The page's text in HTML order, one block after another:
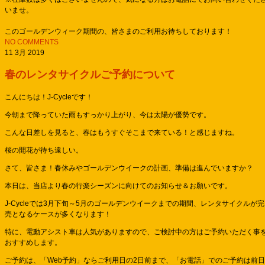
いませ。
このゴールデンウィーク期間の、皆さまのご利用お待ちしております！
NO COMMENTS
11 3月 2019
春のレンタサイクルご予約について
こんにちは！J-Cycleです！
今朝まで降っていた雨もすっかり上がり、今は太陽が優勢です。
こんな日差しを見ると、春はもうすぐそこまで来ている！と感じますね。
桜の開花が待ち遠しい。
さて、皆さま！春休みやゴールデンウイークの計画、準備は進んでいますか？
本日は、当店より春の行楽シーズンに向けてのお知らせ＆お願いです。
J-Cycleでは3月下旬～5月のゴールデンウイークまでの期間、レンタサイクルが完
売となるケースが多くなります！
特に、電動アシスト車は人気がありますので、ご検討中の方はご予約いただく事
おすすめします。
ご予約は、「Web予約」ならご利用日の2日前まで、「お電話」でのご予約は前日